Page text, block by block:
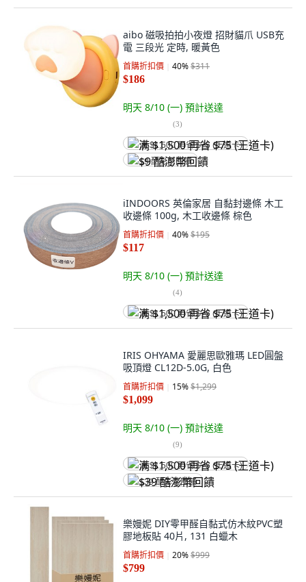
aibo 磁吸拍拍小夜燈 招財貓爪 USB充
電 三段光 定時, 暖黃色
首購折扣價 40%$311
$186
明天 8/10 (一) 預計送達
(3)
满 $1,500 再省 $75 (王道卡)
$9 酷澎幣回饋
iINDOORS 英倫家居 自黏封邊條 木工
收邊條 100g, 木工收邊條 棕色
首購折扣價 40%$195
$117
明天 8/10 (一) 預計送達
(4)
满 $1,500 再省 $75 (王道卡)
IRIS OHYAMA 愛麗思歐雅瑪 LED圓盤
吸頂燈 CL12D-5.0G, 白色
首購折扣價 15%$1,299
$1,099
明天 8/10 (一) 預計送達
(9)
满 $1,500 再省 $75 (王道卡)
$39 酷澎幣回饋
樂嫚妮 DIY零甲醛自黏式仿木紋PVC塑
膠地板貼 40片, 131 白蠟木
首購折扣價 20%$999
$799